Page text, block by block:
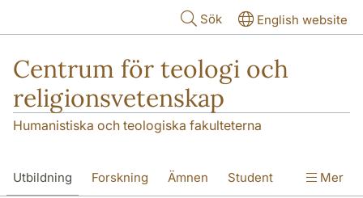
Sök English website
Centrum för teologi och
religionsvetenskap
Humanistiska och teologiska fakulteterna
Utbildning Forskning Ämnen Student Mer